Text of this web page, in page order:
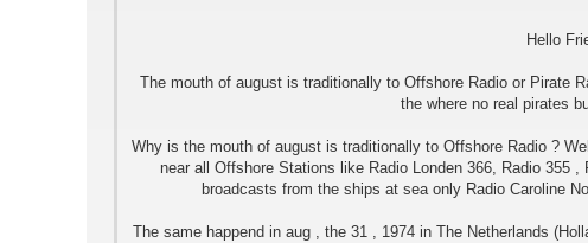
Hello
The mouth of august is traditionally to Offshore Radio or Pirate
the where no real pirates
Why is the mouth of august is traditionally to Offshore Radio ?
near all Offshore Stations like Radio Londen 366, Radio 355
broadcasts from the ships at sea only Radio Caroline
The same happend in aug , the 31 , 1974 in The Netherlands